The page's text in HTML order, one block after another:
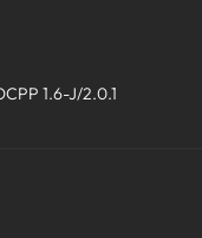
1.6-J/2.0.1